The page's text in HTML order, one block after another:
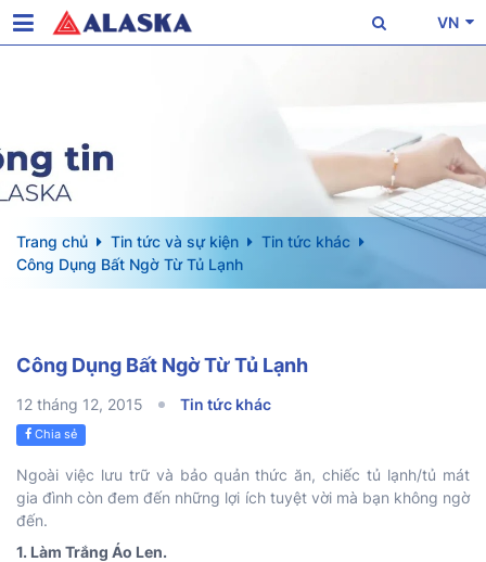
VN
Trang chủ Tin tức và sự kiện
Tin tức khác
Công Dụng Bất Ngờ Từ Tủ Lạnh
Công Dụng Bất Ngờ Từ Tủ Lạnh
12 tháng 12, 2015 Tin tức khác
Chia sẻ
Ngoài việc lưu trữ và bảo quản thức ăn, chiếc tủ lạnh/tủ mát
gia đình còn đem đến những lợi ích tuyệt vời mà bạn không ngờ
đến.
1. Làm Trắng Áo Len.